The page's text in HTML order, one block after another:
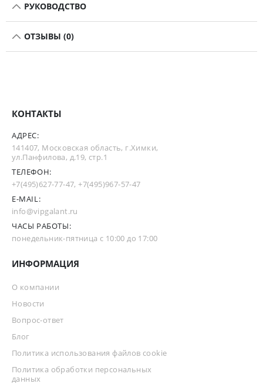
РУКОВОДСТВО
ОТЗЫВЫ (0)
КОНТАКТЫ
АДРЕС:
141407, Московская область, г.Химки,
ул.Панфилова, д.19, стр.1
ТЕЛЕФОН:
+7(495)627-77-47,+7(495)967-57-47
E-MAIL:
info@vipgalant.ru
ЧАСЫ РАБОТЫ:
понедельник-пятница с 10:00 до 17:00
ИНФОРМАЦИЯ
О компании
Новости
Вопрос-ответ
Блог
Политика использования файлов cookie
Политика обработки персональных
данных